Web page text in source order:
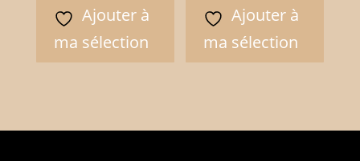
Ajouter à
ma sélection
Ajouter à
ma sélection